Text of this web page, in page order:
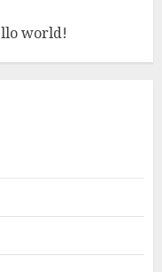
world!